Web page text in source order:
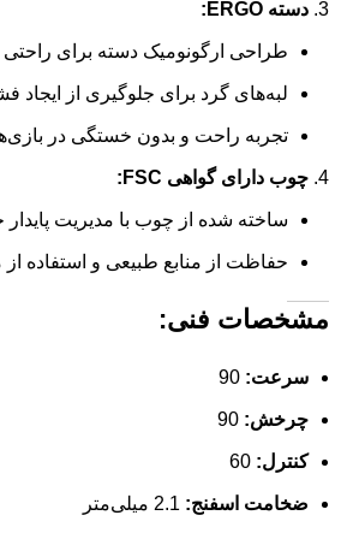
دسته ERGO:
طراحی ارگونومیک دسته برای راحتی
لبه‌های گرد برای جلوگیری از
تجربه راحت و بدون خستگی در
چوب دارای گواهی FSC:
ساخته شده از چوب با مدیریت پایدار
حفاظت از منابع طبیعی و استفاده
مشخصات فنی:
سرعت:
چرخش:
کنترل:
ضخامت اسفنج: